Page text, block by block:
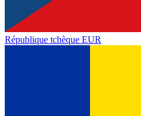
République tchèque EUR